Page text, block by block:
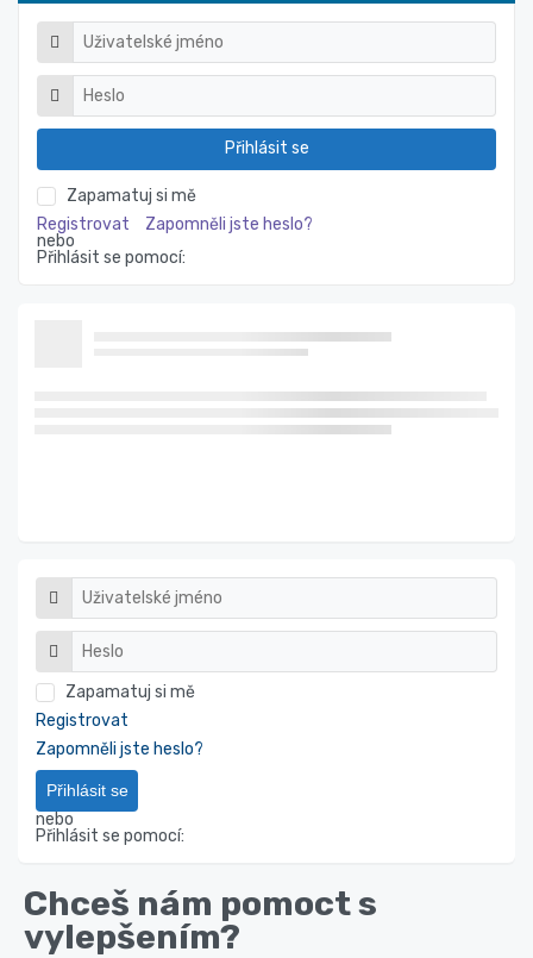
Zapamatuj si mě
Registrovat
Zapomněli jste heslo?
Přihlásit se
nebo
Přihlásit se pomocí:
Přihlásit se
Zapamatuj si mě
Registrovat
Zapomněli jste heslo?
nebo
Přihlásit se pomocí:
Chceš nám pomoct s
vylepšením?